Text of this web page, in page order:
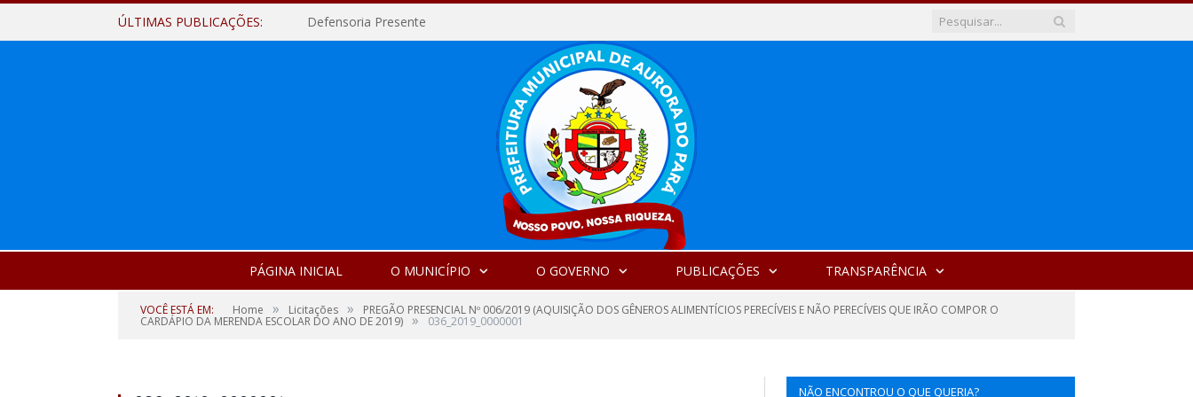
ÚLTIMAS PUBLICAÇÕES: Defensoria Presente
PÁGINA INICIAL O MUNICÍPIO O GOVERNO PUBLICAÇÕES TRANSPARÊNCIA
VOCÊ ESTÁ EM: Home » Licitações » PREGÃO PRESENCIAL Nº 006/2019 (AQUISIÇÃO DOS GÊNEROS ALIMENTÍCIOS PERECÍVEIS E NÃO PERECÍVEIS QUE IRÃO COMPOR O
CARDÁPIO DA MERENDA ESCOLAR DO ANO DE 2019) » 036_2019_0000001
NÃO ENCONTROU O QUE QUERIA?